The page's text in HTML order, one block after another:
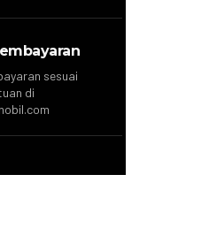
sesuai
di